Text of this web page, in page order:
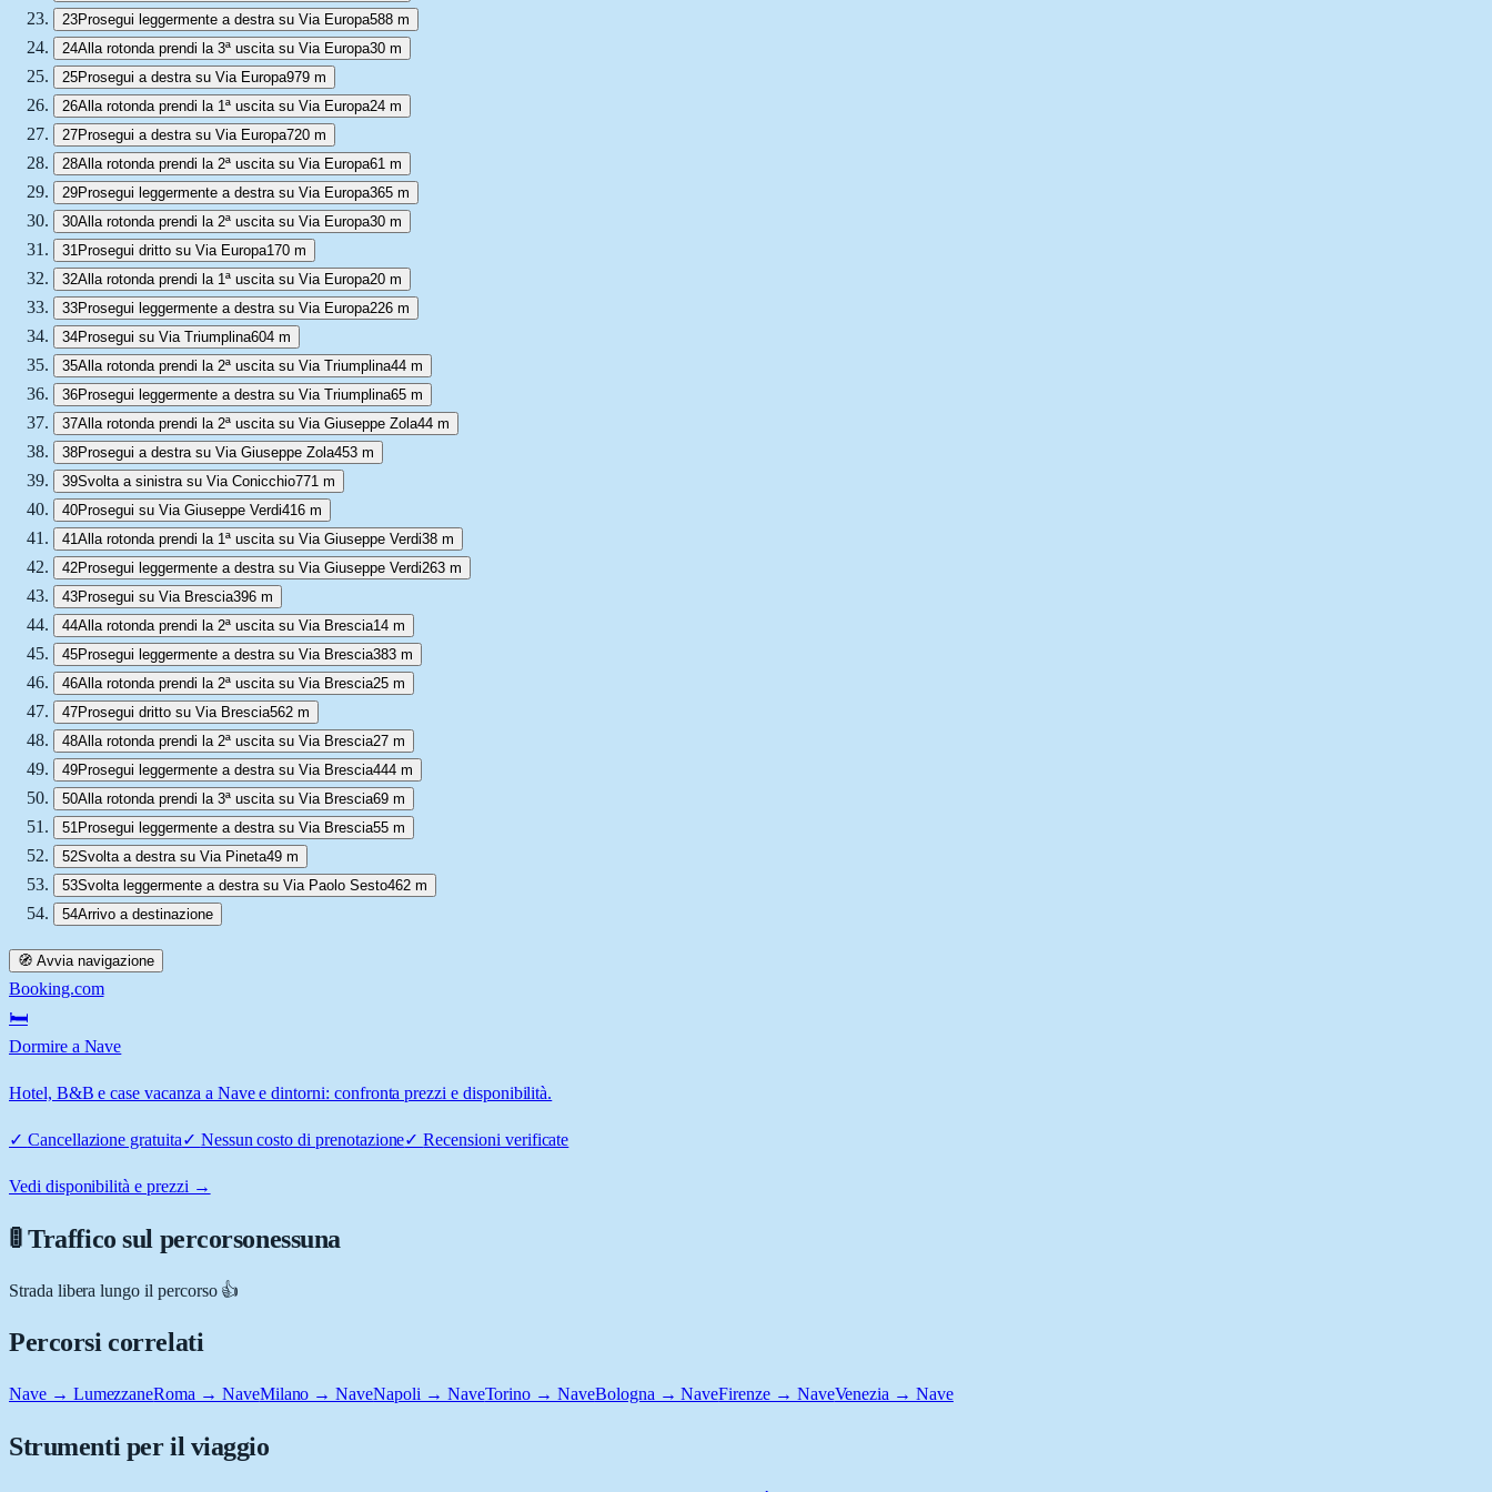
23Prosegui leggermente a destra su Via Europa588 m
24Alla rotonda prendi la 3ª uscita su Via Europa30 m
25Prosegui a destra su Via Europa979 m
26Alla rotonda prendi la 1ª uscita su Via Europa24 m
27Prosegui a destra su Via Europa720 m
28Alla rotonda prendi la 2ª uscita su Via Europa61 m
29Prosegui leggermente a destra su Via Europa365 m
30Alla rotonda prendi la 2ª uscita su Via Europa30 m
31 Prosegui dritto su Via Europa170 m
32Alla rotonda prendi la 1ª uscita su Via Europa20 m
33Prosegui leggermente a destra su Via Europa226 m
34Prosegui su Via Triumplina604 m
35Alla rotonda prendi la 2ª uscita su Via Triumplina44 m
36Prosegui leggermente a destra su Via Triumplina65 m
37Alla rotonda prendi la 2ª uscita su Via Giuseppe Zola44 m
38Prosegui a destra su Via Giuseppe Zola453 m
39Svolta a sinistra su Via Conicchio771 m
40Prosegui su Via Giuseppe Verdi416 m
41Alla rotonda prendi la 1ª uscita su Via Giuseppe Verdi38 m
42Prosegui leggermente a destra su Via Giuseppe Verdi263 m
43Prosegui su Via Brescia396 m
44Alla rotonda prendi la 2ª uscita su Via Brescia14 m
45Prosegui leggermente a destra su Via Brescia383 m
46Alla rotonda prendi la 2ª uscita su Via Brescia25 m
47Prosegui dritto su Via Brescia562 m
48Alla rotonda prendi la 2ª uscita su Via Brescia27 m
49Prosegui leggermente a destra su Via Brescia444 m
50Alla rotonda prendi la 3ª uscita su Via Brescia69 m
51 Prosegui leggermente a destra su Via Brescia55 m
52Svolta a destra su Via Pineta49 m
53Svolta leggermente a destra su Via Paolo Sesto462 m
54Arrivo a destinazione
🧭 Avvia navigazione
Booking.com
🛏️
Dormire a Nave
Hotel, B&B e case vacanza a Nave e dintorni: confronta prezzi e disponibilità.
✓ Cancellazione gratuita✓ Nessun costo di prenotazione✓Recensioni verificate
Vedi disponibilità e prezzi →
🚦 Traffico sul percorsonessuna
Strada libera lungo il percorso 👍
Percorsi correlati
Nave → LumezzaneRoma → NaveMilano → NaveNapoli → NaveTorino → NaveBologna → NaveFirenze → NaveVenezia → Nave
Strumenti per il viaggio